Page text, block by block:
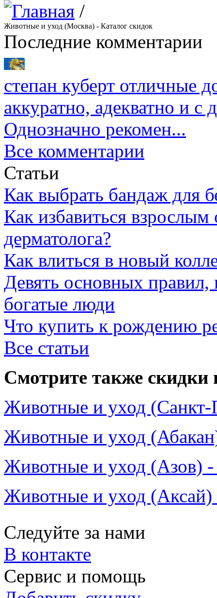
/
Животные и уход (Москва) - Каталог скидок
Последние комментарии
степан куберт отличные
аккуратно, адекватно и
Однозначно рекомен...
Все комментарии
Статьи
Как выбрать бандаж для
Как избавиться
дерматолога?
Как влиться в новый
Девять основных
богатые люди
Что купить к рождению
Все статьи
Смотрите также скидки
Животные и уход (Санкт-
Животные и уход
Животные и уход (Азов) -
Животные и уход (Аксай)
Следуйте за нами
В контакте
Сервис и помощь